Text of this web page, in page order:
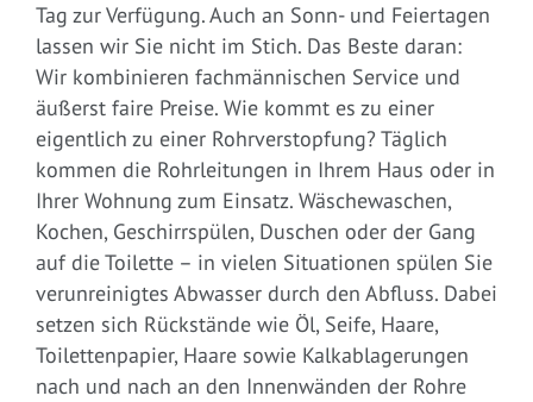
Tag zur Verfügung. Auch an Sonn- und Feiertagen
lassen wir Sie nicht im Stich. Das Beste daran:
Wir kombinieren fachmännischen Service und
äußerst faire Preise. Wie kommt es zu einer
eigentlich zu einer Rohrverstopfung? Täglich
kommen die Rohrleitungen in Ihrem Haus oder in
Ihrer Wohnung zum Einsatz. Wäschewaschen,
Kochen, Geschirrspülen, Duschen oder der Gang
auf die Toilette – in vielen Situationen spülen Sie
verunreinigtes Abwasser durch den Abfluss. Dabei
setzen sich Rückstände wie Öl, Seife, Haare,
Toilettenpapier, Haare sowie Kalkablagerungen
nach und nach an den Innenwänden der Rohre